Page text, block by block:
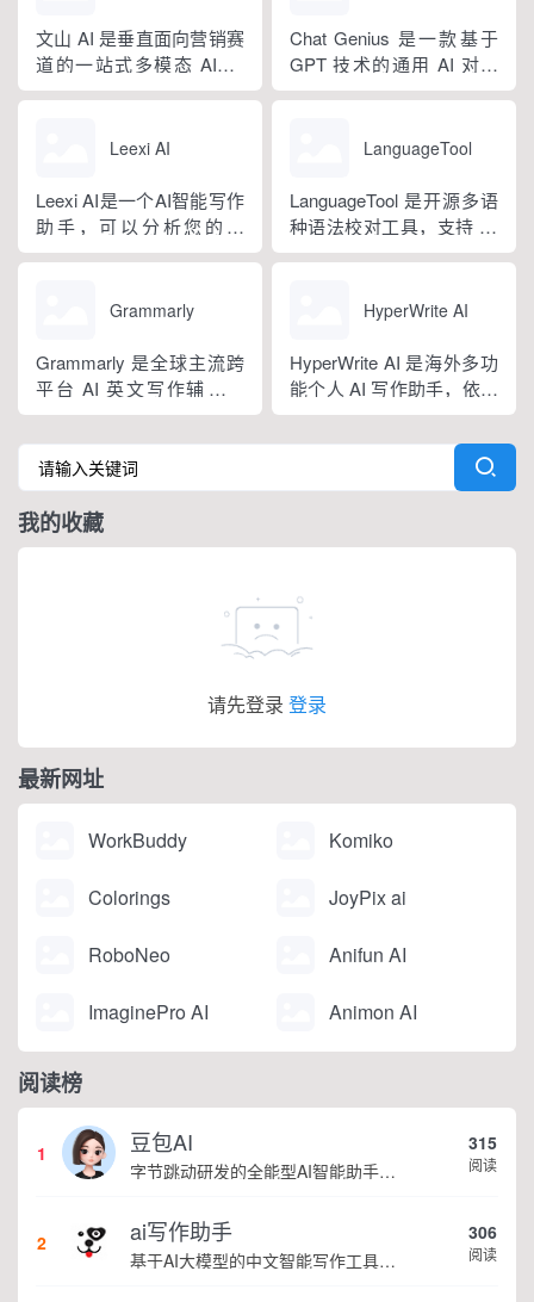
坦福零样本概率曲率检测
技术，无需针对新模型重
新训练，操作简单、无需
文山 AI 是垂直面向营销赛
道的一站式多模态 AIGC
工具，主打图文一体化生
习用户创作风格，适配新
传等各类营销文体。内置
十大类海量行业模板，覆
盖超 99% 营销业务场景，
Chat Genius 是一款基于
GPT 技术的通用 AI 对话
应用，依托大模型自然语
交互，支持自定义专属个
询、内容创作、生活事务
辅助等场景。产品采用金
币激励体系，用户可通过
Leexi AI
Leexi AI是一个AI智能写作
助手，可以分析您的文
本，提供有关如何改进文
纠正语法、拼写和标点符
LanguageTool
LanguageTool 是开源多语
种语法校对工具，支持 30
余种语言与方言检测，覆
语种，区分六大英语地域
法纠错外，还可校验标
点、大小写、语句冗余问
题，附带 AI 句子改写功
Grammarly
Grammarly 是全球主流跨
平台 AI 英文写作辅助工
具，提供免费基础版本，
依托 NLP 与大模型技术，
搭载 GrammarlyGO 智能
写作助手，集实时校对、
AI 生成、抄袭检测、引文
排版、团队文风统一功能
HyperWrite AI
HyperWrite AI 是海外多功
能个人 AI 写作助手，依托
大语言模型打造全场景文
字处理工具，内置上百种
写作功能，支持原生网页
编辑器与 Chrome 浏览器
调用 AI。覆盖内容生成、
务沟通等...
我的收藏
请先登录 登录
最新网址
WorkBuddy Komiko
Colorings JoyPix ai
RoboNeo Anifun AI
ImaginePro AI Animon AI
阅读榜
1 豆包AI
字节跳动研发的全能型AI智能助手，提供智能对话、知识问答、内容创作、学习办公等一站式AI服务
315
阅读
2 ai写作助手
基于AI大模型的中文智能写作工具，面向学生、自媒体、职场人士提供一站式文本创作服务 核心定位 AI写作助手是依托人工智能技术打造的创作辅助平台，专注中文文本生成与优化，帮助用户快速完成各类文案、文章、论文等内容创作，提升写作效率 核心功能 ...
306
阅读